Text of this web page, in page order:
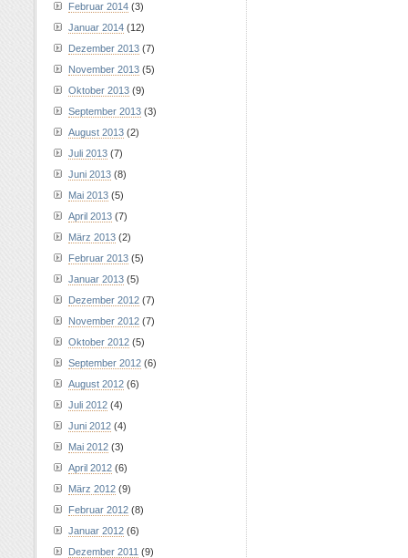
Februar 2014 (3)
Januar 2014 (12)
Dezember 2013 (7)
November 2013 (5)
Oktober 2013 (9)
September 2013 (3)
August 2013 (2)
Juli 2013 (7)
Juni 2013 (8)
Mai 2013 (5)
April 2013 (7)
März 2013 (2)
Februar 2013 (5)
Januar 2013 (5)
Dezember 2012 (7)
November 2012 (7)
Oktober 2012 (5)
September 2012 (6)
August 2012 (6)
Juli 2012 (4)
Juni 2012 (4)
Mai 2012 (3)
April 2012 (6)
März 2012 (9)
Februar 2012 (8)
Januar 2012 (6)
Dezember 2011 (9)